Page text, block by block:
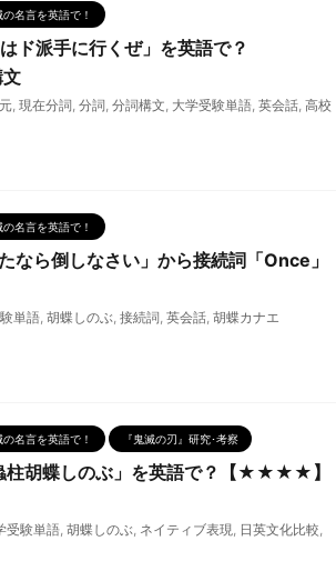
の名言を英語で！
ド派手に行くぜ」を英語で？
, 現在分詞, 分詞, 分詞構文, 大学受験単語, 英会話, 高校
の名言を英語で！
なら倒しなさい」から接続詞「Once」
単語, 胡蝶しのぶ, 接続詞, 英会話, 胡蝶カナエ
の名言を英語で！ 『鬼滅の刃』研究･考察
柱胡蝶しのぶ」を英語で？【★★★★】
受験単語, 胡蝶しのぶ, ネイティブ表現, 日英文化比較,